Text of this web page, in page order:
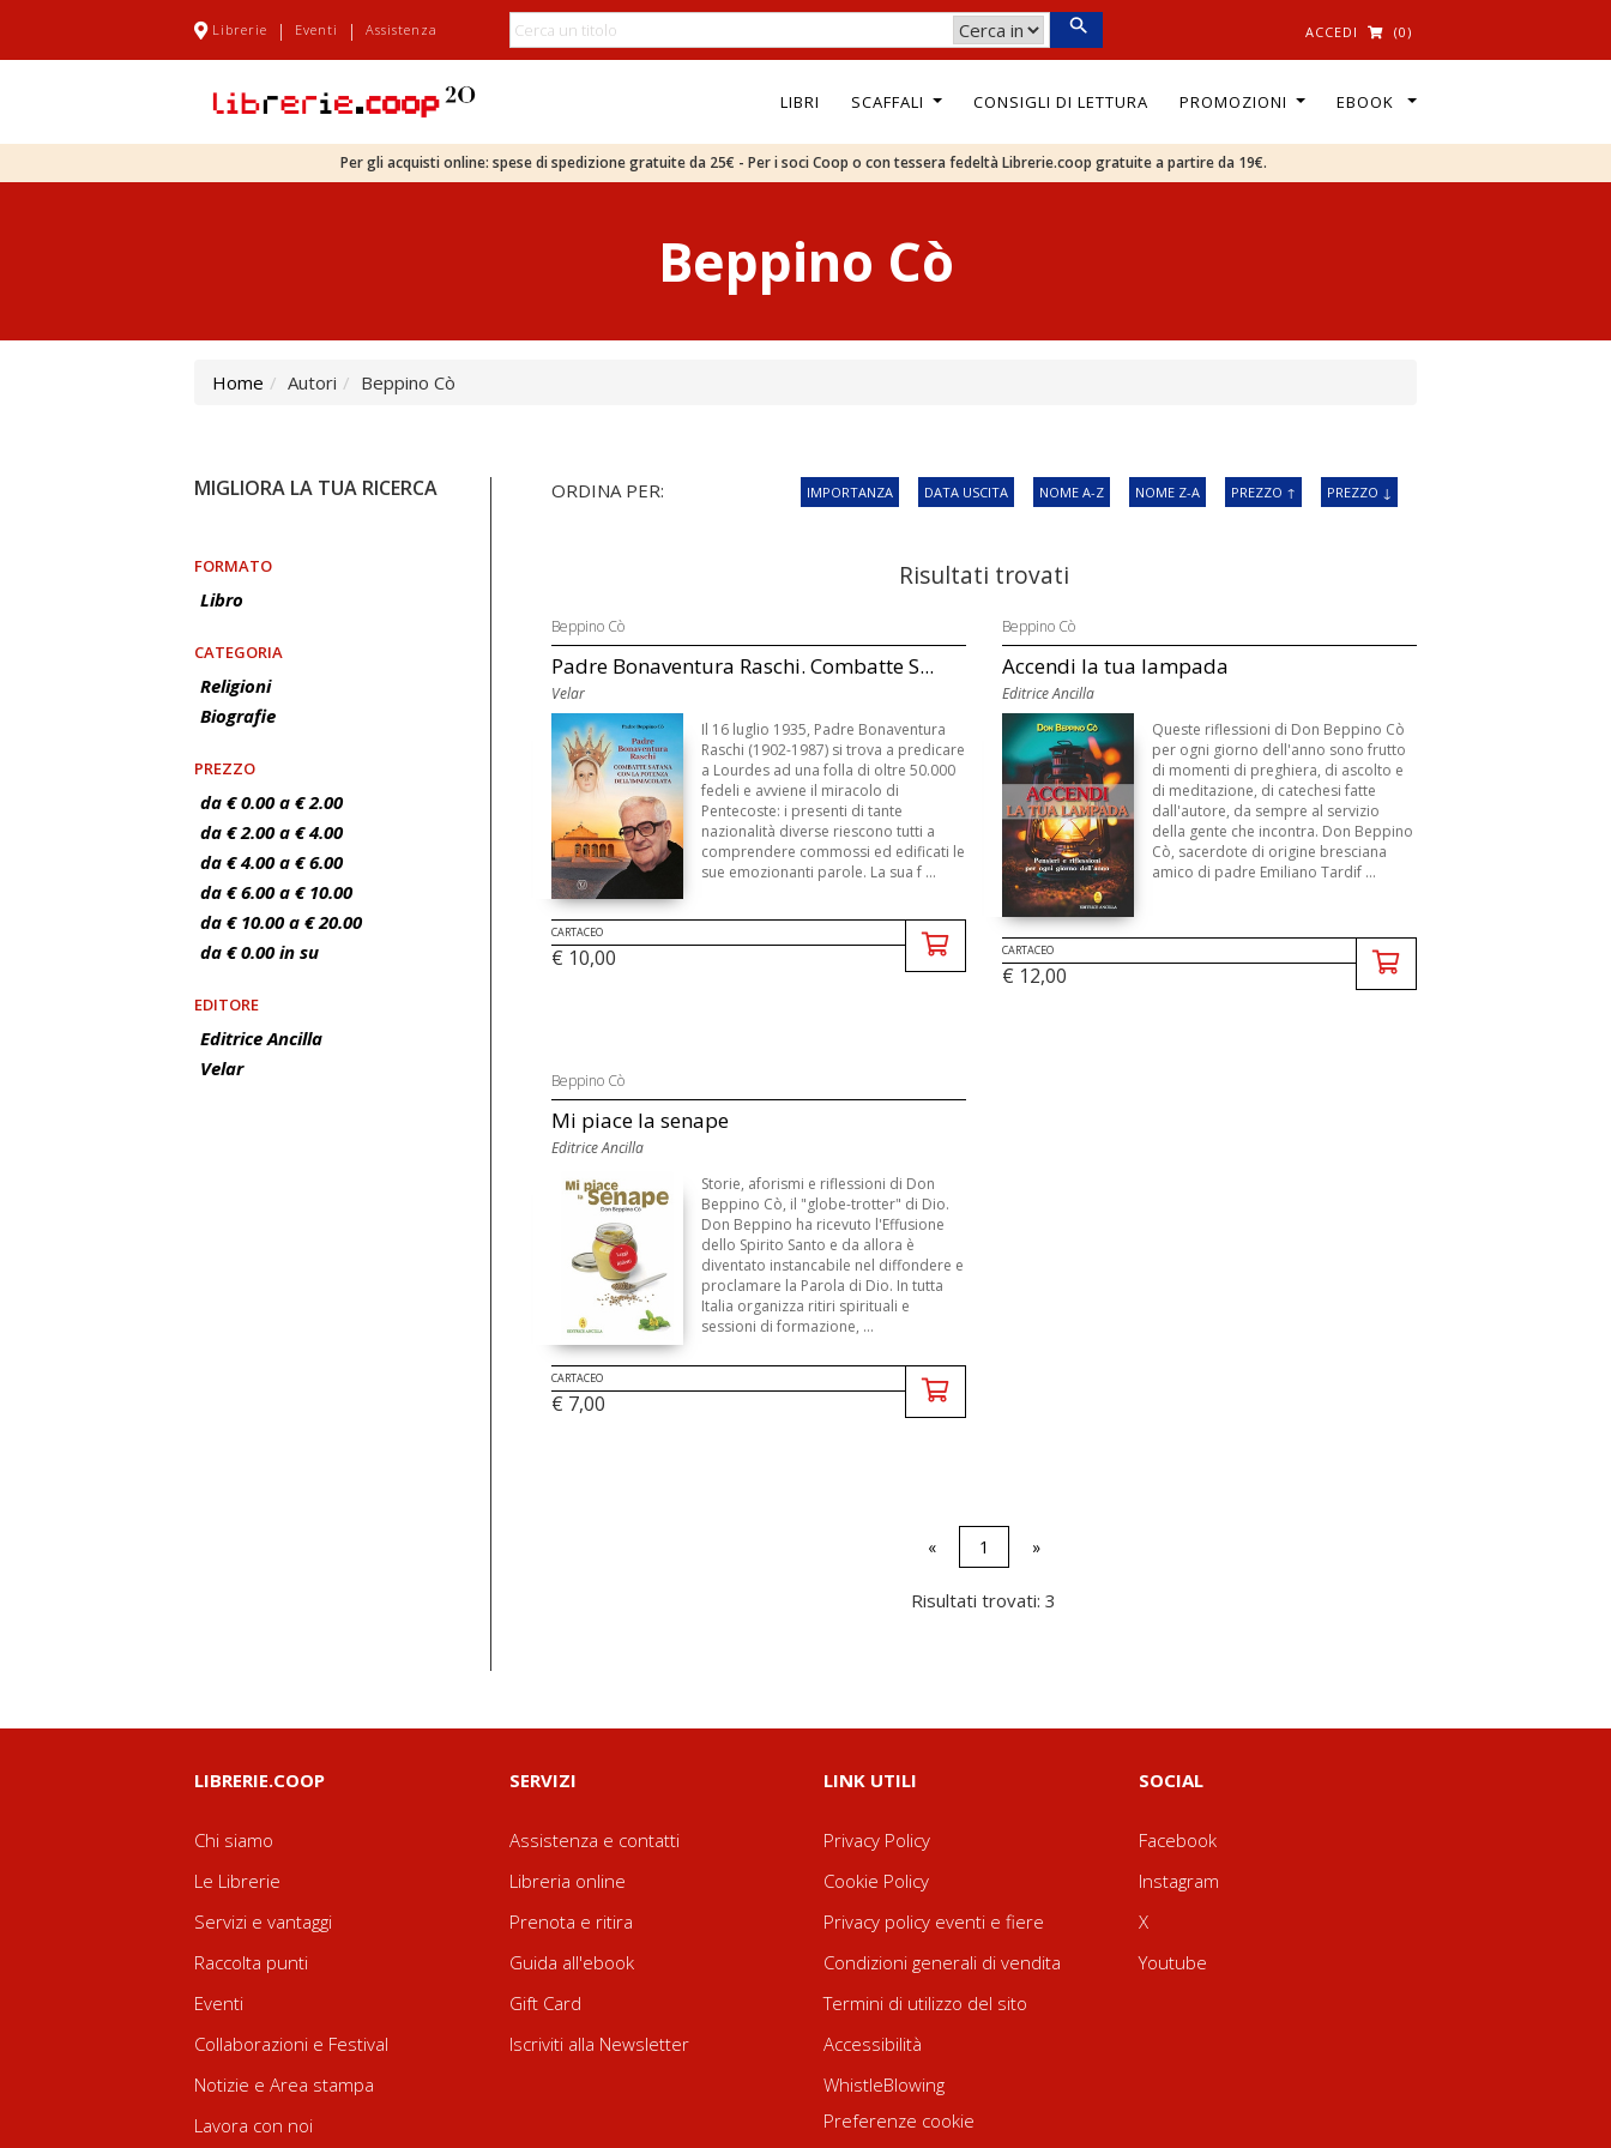
Librerie | Eventi | Assistenza ACCEDI (0)
LIBRI SCAFFALI CONSIGLI DI LETTURA PROMOZIONI EBOOK
Per gli acquisti online: spese di spedizione gratuite da 25€ - Per i soci Coop o con tessera fedeltà Librerie.coop gratuite a partire da 19€.
Beppino Cò
Home Autori Beppino Cò
MIGLIORA LA TUA RICERCA
FORMATO
Libro
CATEGORIA
Religioni
Biografie
PREZZO
da € 0.00 a € 2.00
da € 2.00 a € 4.00
da € 4.00 a € 6.00
da € 6.00 a € 10.00
da € 10.00 a € 20.00
da € 0.00 in su
EDITORE
Editrice Ancilla
Velar
ORDINA PER: IMPORTANZA DATA USCITA NOME A-Z NOME Z-A PREZZO ↑ PREZZO ↓
Risultati trovati
Beppino Cò
Padre Bonaventura Raschi. Combatte S...
Velar
Il 16 luglio 1935, Padre Bonaventura
Raschi (1902-1987) si trova a predicare
a Lourdes ad una folla di oltre 50.000
fedeli e avviene il miracolo di
Pentecoste: i presenti di tante
nazionalità diverse riescono tutti a
comprendere commossi ed edificati le
sue emozionanti parole. La sua f ...
CARTACEO
€ 10,00
Beppino Cò
Accendi la tua lampada
Editrice Ancilla
Queste riflessioni di Don Beppino Cò
per ogni giorno dell'anno sono frutto
di momenti di preghiera, di ascolto e
di meditazione, di catechesi fatte
dall'autore, da sempre al servizio
della gente che incontra. Don Beppino
Cò, sacerdote di origine bresciana
amico di padre Emiliano Tardif ...
CARTACEO
€ 12,00
Beppino Cò
Mi piace la senape
Editrice Ancilla
Storie, aforismi e riflessioni di Don
Beppino Cò, il "globe-trotter" di Dio.
Don Beppino ha ricevuto l'Effusione
dello Spirito Santo e da allora è
diventato instancabile nel diffondere e
proclamare la Parola di Dio. In tutta
Italia organizza ritiri spirituali e
sessioni di formazione, ...
CARTACEO
€ 7,00
« 1 »
Risultati trovati: 3
LIBRERIE.COOP
Chi siamo
Le Librerie
Servizi e vantaggi
Raccolta punti
Eventi
Collaborazioni e Festival
Notizie e Area stampa
Lavora con noi
SERVIZI
Assistenza e contatti
Libreria online
Prenota e ritira
Guida all'ebook
Gift Card
Iscriviti alla Newsletter
LINK UTILI
Privacy Policy
Cookie Policy
Privacy policy eventi e fiere
Condizioni generali di vendita
Termini di utilizzo del sito
Accessibilità
WhistleBlowing
Preferenze cookie
SOCIAL
Facebook
Instagram
X
Youtube